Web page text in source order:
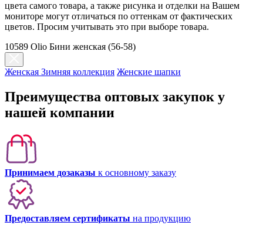
цвета самого товара, а также рисунка и отделки на Вашем
мониторе могут отличаться по оттенкам от фактических
цветов. Просим учитывать это при выборе товара.
10589 Olio Бини женская (56-58)
Женская Зимняя коллекция Женские шапки
Преимущества оптовых закупок у
нашей компании
Принимаем дозаказы к основному заказу
Предоставляем сертификаты на продукцию